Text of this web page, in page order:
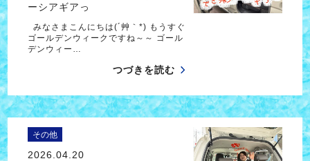
ーシアギアっ
みなさまこんにちは(´艸｀*) もうすぐ
ゴールデンウィークですね～～ ゴール
デンウィー…
つづきを読む
その他
2026.04.20